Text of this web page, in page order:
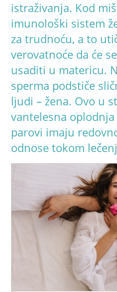
istraživanja. Kod
imunološki sistem
za trudnoću, a to
verovatnoće da će
usaditi u matericu.
sperma podstiče
ljudi – žena. Ovo u
vantelesna
parovi imaju
odnose tokom